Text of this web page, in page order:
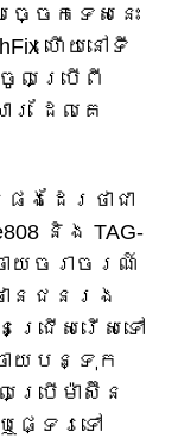
េកទេសនេះ
ហើយនៅទី
ចូលប្រើពី
ដែលគេ
ងដែរថាជា
និង TAG-
ាយចរាចរណ៍
ានជនរង
ជ្រើសរើសទៅ
ាយបន្ទុក
រើម៉ាស៊ីន
ទេរទៅ